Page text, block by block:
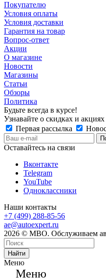
Покупателю
Условия оплаты
Условия доставки
Гарантия на товар
Вопрос-ответ
Акции
О магазине
Новости
Магазины
Статьи
Обзоры
Политика
Будьте всегда в курсе!
Узнавайте о скидках и
Первая рассылка
Оставайтесь на связи
Вконтакте
Telegram
YouTube
Одноклассники
Наши контакты
+7 (499) 288-85-56
ae@autoexpert.ru
2026 © МВО. Обслуживаем
Найти
Меню
Меню